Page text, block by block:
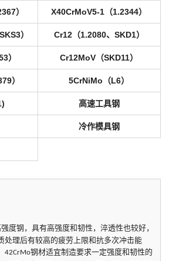
） X40CrMoV5-1（1.2344）
） Cr12（1.2080、SKD1）
） Cr12MoV（SKD11）
） 5CrNiMo（L6）
高速工具钢
冷作模具钢
度钢，具有高强度和韧性，淬透性也较好，
处理后有较高的疲劳上限和抗多次冲击能
42CrMo钢材适宜制造要求一定强度和韧性的